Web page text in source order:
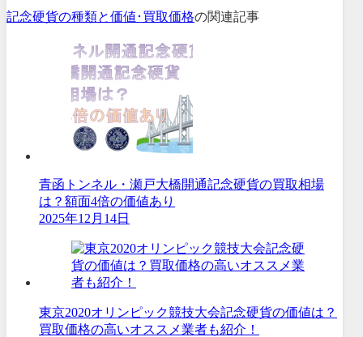
記念硬貨の種類と価値･買取価格の関連記事
青函トンネル・瀬戸大橋開通記念硬貨の買取相場
は？額面4倍の価値あり
2025年12月14日
東京2020オリンピック競技大会記念硬貨の価値は？
買取価格の高いオススメ業者も紹介！